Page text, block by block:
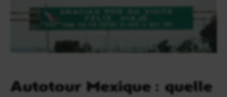
Autotour Mexique : quelle